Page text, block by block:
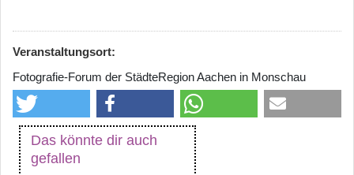
Veranstaltungsort:
Fotografie-Forum der StädteRegion Aachen in Monschau
Das könnte dir auch
gefallen